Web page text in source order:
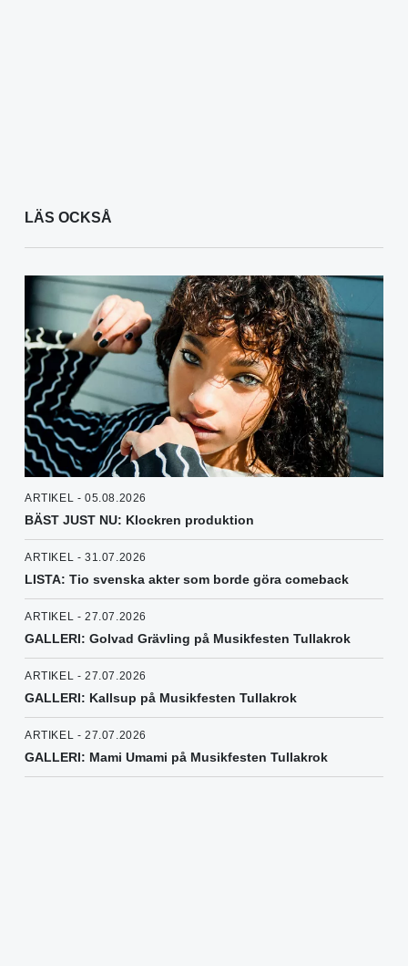
LÄS OCKSÅ
ARTIKEL - 05.08.2026
BÄST JUST NU: Klockren produktion
ARTIKEL - 31.07.2026
LISTA: Tio svenska akter som borde göra comeback
ARTIKEL - 27.07.2026
GALLERI: Golvad Grävling på Musikfesten Tullakrok
ARTIKEL - 27.07.2026
GALLERI: Kallsup på Musikfesten Tullakrok
ARTIKEL - 27.07.2026
GALLERI: Mami Umami på Musikfesten Tullakrok